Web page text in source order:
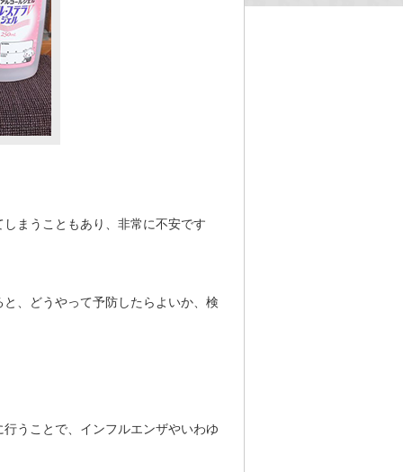
まうこともあり、非常に不安です
、どうやって予防したらよいか、検
うことで、インフルエンザやいわゆ